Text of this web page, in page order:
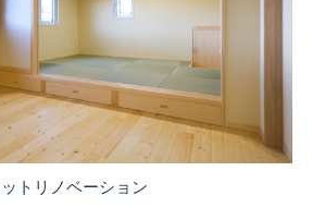
トリノベーション